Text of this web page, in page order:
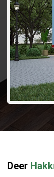
Deer